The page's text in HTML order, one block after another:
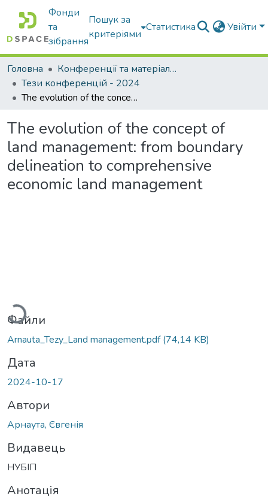
Фонди
та
зібрання
Пошук за
критеріями
Статистика Увійти
Головна
Конференції та матеріали конференцій
Тези конференцій - 2024
The evolution of the concept of land management: from boundary delineation to comprehensive economic land management
The evolution of the concept of
land management: from boundary
delineation to comprehensive
economic land management
Файли
Arnauta_Tezy_Land management.pdf(74,14 KB)
Дата
2024-10-17
Автори
Арнаута, Євгенія
Видавець
НУБІП
Анотація